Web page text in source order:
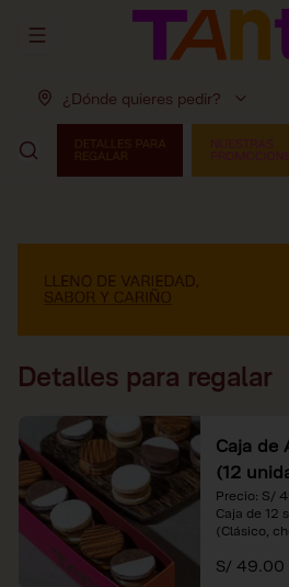
Abrir menu de navegación
¿Dónde quieres pedir?
Detalles para regalar
Caja de
(12
Precio: S/
Caja de 12
(Clásico,
*Nuestros
S/ 49.00